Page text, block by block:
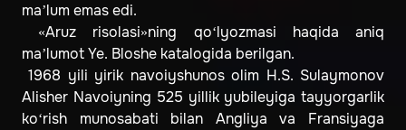
ma’lum emas edi.
«Aruz risolasi»ning qo‘lyozmasi haqida aniq
ma’lumot Ye. Bloshe katalogida berilgan.
1968 yili yirik navoiyshunos olim H.S. Sulaymonov
Alisher Navoiyning 525 yillik yubileyiga tayyorgarlik
ko‘rish munosabati bilan Angliya va Fransiyaga